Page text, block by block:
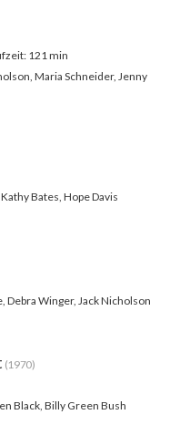
121 min
Maria Schneider, Jenny
Bates, Hope Davis
Debra Winger, Jack Nicholson
(1970)
Black, Billy Green Bush